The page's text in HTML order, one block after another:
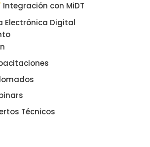
Integración con MiDT
Electrónica Digital
Técnicos